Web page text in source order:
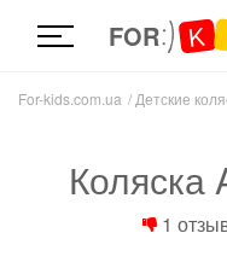
FOR K
For-kids.com.ua Детские
Коляска
1